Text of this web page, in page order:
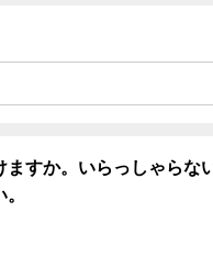
ますか。いらっしゃらな